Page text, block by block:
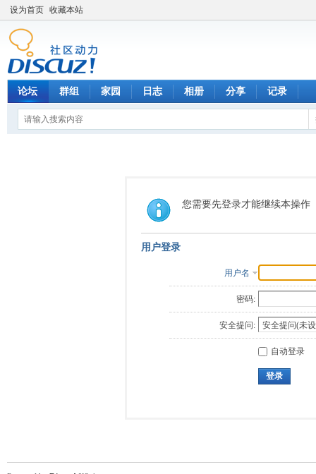
设为首页 收藏本站
论坛 群组 家园 日志 相册 分享 记录
您需要先登录才能继续本操作
用户登录
用户名
密码:
安全提问:
自动登录
登录